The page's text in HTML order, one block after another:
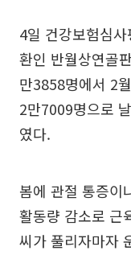
4일 건강보험심
환인 반월상연골
만3858명에서 2
2만7009명으로
였다.
봄에 관절 통증이
활동량 감소로 근
씨가 풀리자마자